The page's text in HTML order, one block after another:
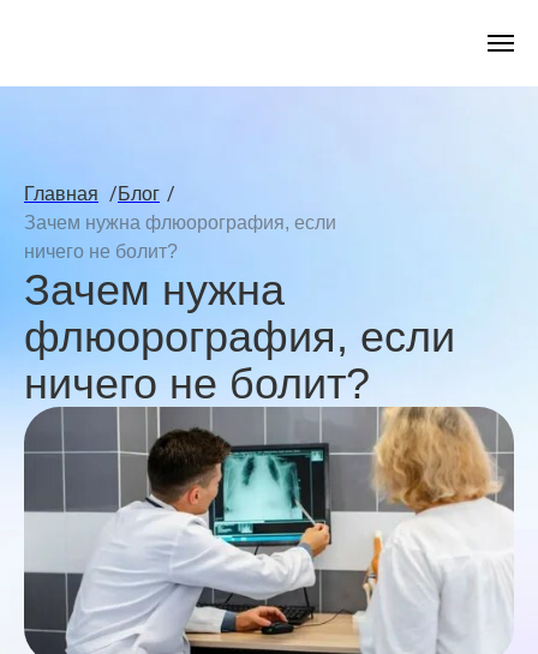
Главная /Блог /
Зачем нужна флюорография, если
ничего не болит?
Зачем нужна
флюорография, если
ничего не болит?